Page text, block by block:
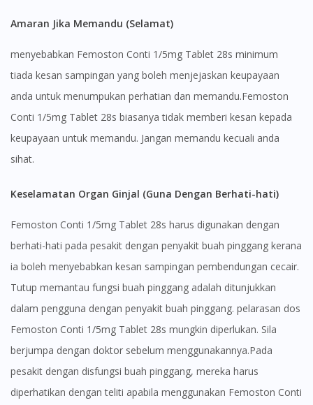
Visit DoctorOnCall Singapore
You seem to be shopping from Singapore
You are currently on DoctorOnCall.com.my, our Malaysian
site.
No, please do not redirect me
Amaran Jika Memandu (Selamat)
menyebabkan Femoston Conti 1/5mg Tablet 28s minimum
tiada kesan sampingan yang boleh menjejaskan keupayaan
anda untuk menumpukan perhatian dan memandu.Femoston
Conti 1/5mg Tablet 28s biasanya tidak memberi kesan kepada
keupayaan untuk memandu. Jangan memandu kecuali anda
sihat.
Keselamatan Organ Ginjal (Guna Dengan Berhati-hati)
Femoston Conti 1/5mg Tablet 28s harus digunakan dengan
berhati-hati pada pesakit dengan penyakit buah pinggang kerana
ia boleh menyebabkan kesan sampingan pembendungan cecair.
Tutup memantau fungsi buah pinggang adalah ditunjukkan
dalam pengguna dengan penyakit buah pinggang. pelarasan dos
Femoston Conti 1/5mg Tablet 28s mungkin diperlukan. Sila
berjumpa dengan doktor sebelum menggunakannya.Pada
pesakit dengan disfungsi buah pinggang, mereka harus
diperhatikan dengan teliti apabila menggunakan Femoston Conti